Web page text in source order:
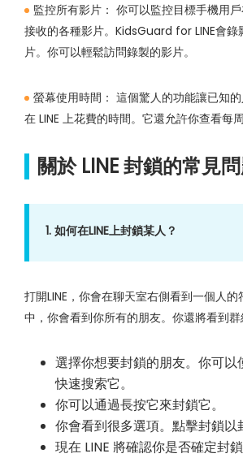
監控所有影片： 你可以監控目標手機用
接收的各種影片。KidsGuard for LINE會錄
片。你可以輕鬆訪問錄製的影片。
螢幕使用時間： 這個驚人的功能讓已知
在 LINE 上花費的時間。它還允許你查看每
關於 LINE 封鎖的常見
1. 如何在LINE上封鎖某人？
打開LINE，你會在聊天室右側看到一個人
中，你會看到你所有的朋友。你還將看到群
選擇你想要封鎖的朋友。你可以
快速搜索它。
你可以通過長按它來封鎖它。
你會看到很多選項。點擊封鎖以
現在 LINE 將確認你是否確定封鎖